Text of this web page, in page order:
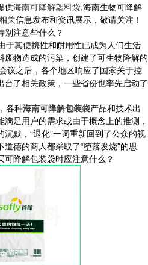
供海南可降解塑料袋,海南生物可降解
关信息发布和资讯展示，敬请关注！
别注意些什么？
其便携性和耐用性已成为人们生活
物造成的污染，创建了可生物降解的
议之后，各个地区响应了国家关于控
了相关政策，一些省份也率先启动了
各种海南可降解包装袋产品和技术出
足用户的需求或由于概念上的推测，
默，“退化”一词重新回到了公众的视
德的商人都采取了“堕落发烧”的思
降解包装袋时应注意什么？